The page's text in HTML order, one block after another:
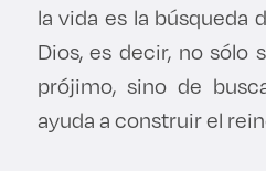
la vida es la búsqueda
Dios, es decir, no sólo
prójimo, sino de
ayuda a construir el